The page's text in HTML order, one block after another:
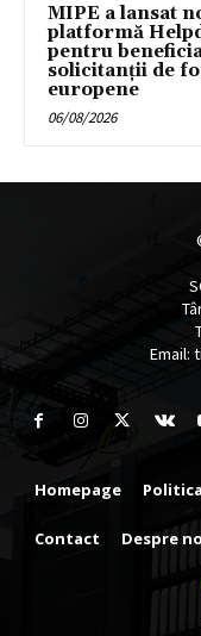
MIPE a lansat
platformă
pentru
solicitanții de
europene
06/08/2026
Email:
Homepage
Contact Despre